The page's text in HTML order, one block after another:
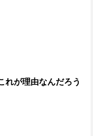
れが理由なんだろう